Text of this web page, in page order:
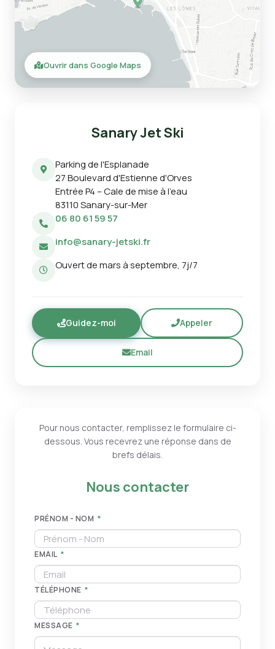
Ouvrir dans Google Maps
Sanary Jet Ski
Parking de l'Esplanade
27 Boulevard d'Estienne d'Orves
Entrée P4 – Cale de mise à l'eau
83110 Sanary-sur-Mer
06 80 61 59 57
info@sanary-jetski.fr
Ouvert de mars à septembre, 7j/7
Guidez-moi Appeler
Email
Pour nous contacter, remplissez le formulaire ci-
dessous. Vous recevrez une réponse dans de
brefs délais.
Nous contacter
PRÉNOM - NOM *
EMAIL *
TÉLÉPHONE *
MESSAGE *